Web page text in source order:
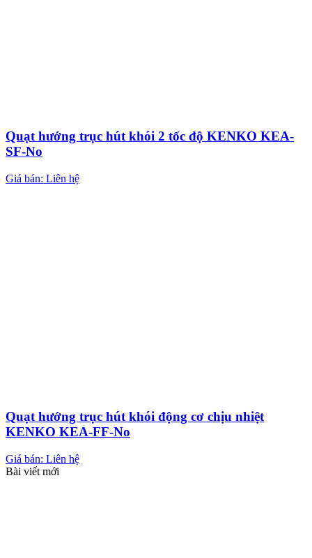
Quạt hướng trục hút khói 2 tốc độ KENKO KEA-
SF-No
Giá bán: Liên hệ
Quạt hướng trục hút khói động cơ chịu nhiệt
KENKO KEA-FF-No
Giá bán: Liên hệ
Bài viết mới